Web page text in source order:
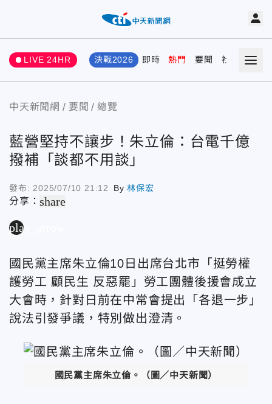
LIVE 24HR 決戰2026 即時 熱門 要聞 社會 娛樂
中天新聞網 要聞 總覽
藍營堅持不讓步！朱立倫：台電千億
撥補「談都不用談」
發布: 2025/07/10 21:12 By林保宏
分享：share
play_arrow
國民黨主席朱立倫10日出席台北市「挺勞權
護勞工 顧民生 反惡罷」勞工團體後援會成立
大會時，針對日前在中常會提出「各退一步」
說法引發爭議，特別做出澄清。
國民黨主席朱立倫。（圖／中天新聞）